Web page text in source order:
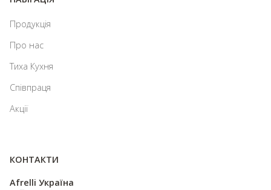
Продукція
Про нас
Тиха Кухня
Співпраця
Акції
КОНТАКТИ
Afrelli Україна